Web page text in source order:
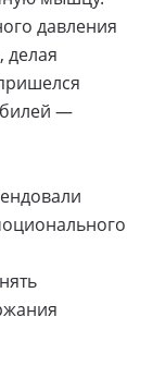
давления
делая
—